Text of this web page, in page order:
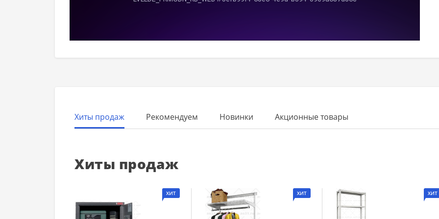
Хиты продаж Рекомендуем Новинки Акционные товары
Хиты продаж
ХИТ ХИТ ХИТ